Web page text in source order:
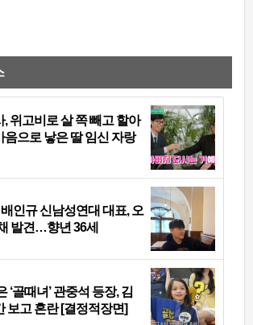
, 위고비로 살 쪽 빼고 할아
으로 낳은 딸 임신 자랑
배인규 신남성연대 대표, 오
발견…향년 36세
‘골때녀’ 관중석 등장, 김
보고 혼란 [결정적장면]